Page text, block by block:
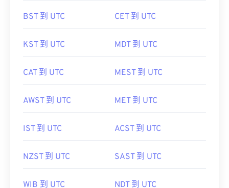
BST 到 UTC CET 到 UTC
KST 到 UTC MDT 到 UTC
CAT 到 UTC MEST 到 UTC
AWST 到 UTC MET 到 UTC
IST 到 UTC ACST 到 UTC
NZST 到 UTC SAST 到 UTC
WIB 到 UTC NDT 到 UTC